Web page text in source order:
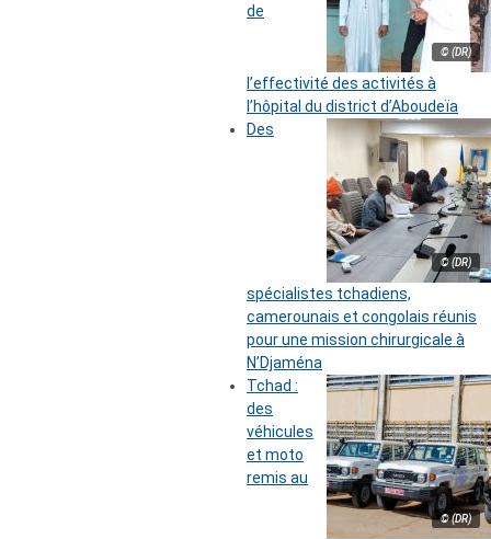
© (DR)
de
l’effectivité des activités à
l’hôpital du district d’Aboudeïa
© (DR)
Des
spécialistes tchadiens,
camerounais et congolais réunis
pour une mission chirurgicale à
N’Djaména
© (DR)
Tchad :
des
véhicules
et moto
remis au